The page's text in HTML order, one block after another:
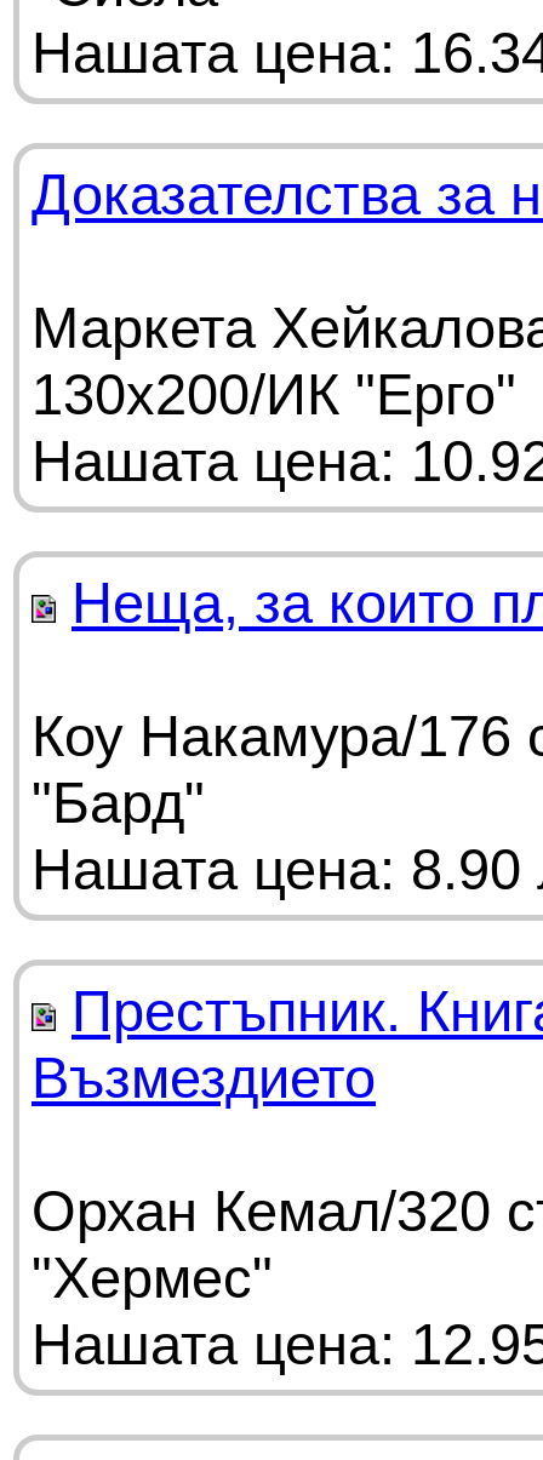
Нашата цена:
Доказателства за
Маркета
130х200/ИК "Ерго"
Нашата цена:
Неща, за които
Коу Накамура/176
"Бард"
Нашата цена: 8.90
Престъпник.
Възмездието
Орхан Кемал/320
"Хермес"
Нашата цена: